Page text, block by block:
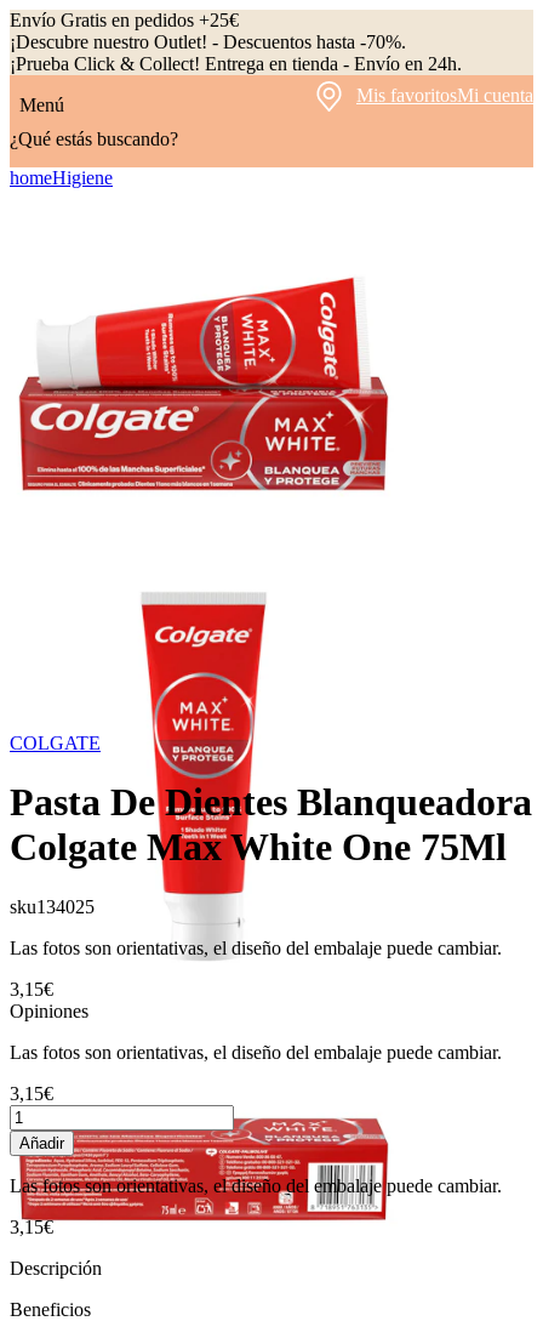
Envío Gratis en pedidos +25€
¡Descubre nuestro Outlet! - Descuentos hasta -70%.
¡Prueba Click & Collect! Entrega en tienda - Envío en 24h.
Menú
Mis favoritosMi cuenta
¿Qué estás buscando?
homeHigiene
COLGATE
Pasta De Dientes Blanqueadora
Colgate Max White One 75Ml
sku134025
Las fotos son orientativas, el diseño del embalaje puede cambiar.
3,15€
Opiniones
Las fotos son orientativas, el diseño del embalaje puede cambiar.
3,15€
Añadir
Las fotos son orientativas, el diseño del embalaje puede cambiar.
3,15€
Descripción
Beneficios